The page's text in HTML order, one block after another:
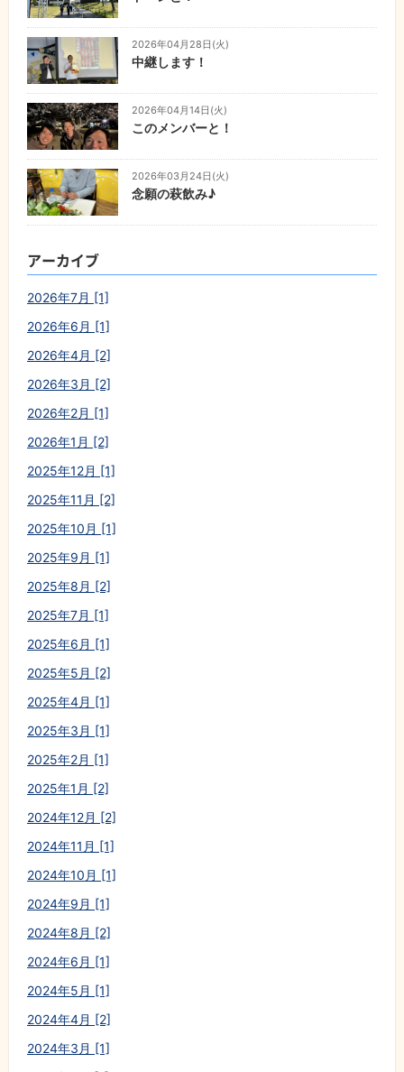
2026年04月28日(火)
中継します！
2026年04月14日(火)
このメンバーと！
2026年03月24日(火)
念願の萩飲み♪
アーカイブ
2026年7月 [1]
2026年6月 [1]
2026年4月 [2]
2026年3月 [2]
2026年2月 [1]
2026年1月 [2]
2025年12月 [1]
2025年11月 [2]
2025年10月 [1]
2025年9月 [1]
2025年8月 [2]
2025年7月 [1]
2025年6月 [1]
2025年5月 [2]
2025年4月 [1]
2025年3月 [1]
2025年2月 [1]
2025年1月 [2]
2024年12月 [2]
2024年11月 [1]
2024年10月 [1]
2024年9月 [1]
2024年8月 [2]
2024年6月 [1]
2024年5月 [1]
2024年4月 [2]
2024年3月 [1]